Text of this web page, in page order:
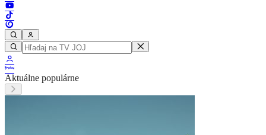
Aktuálne populárne